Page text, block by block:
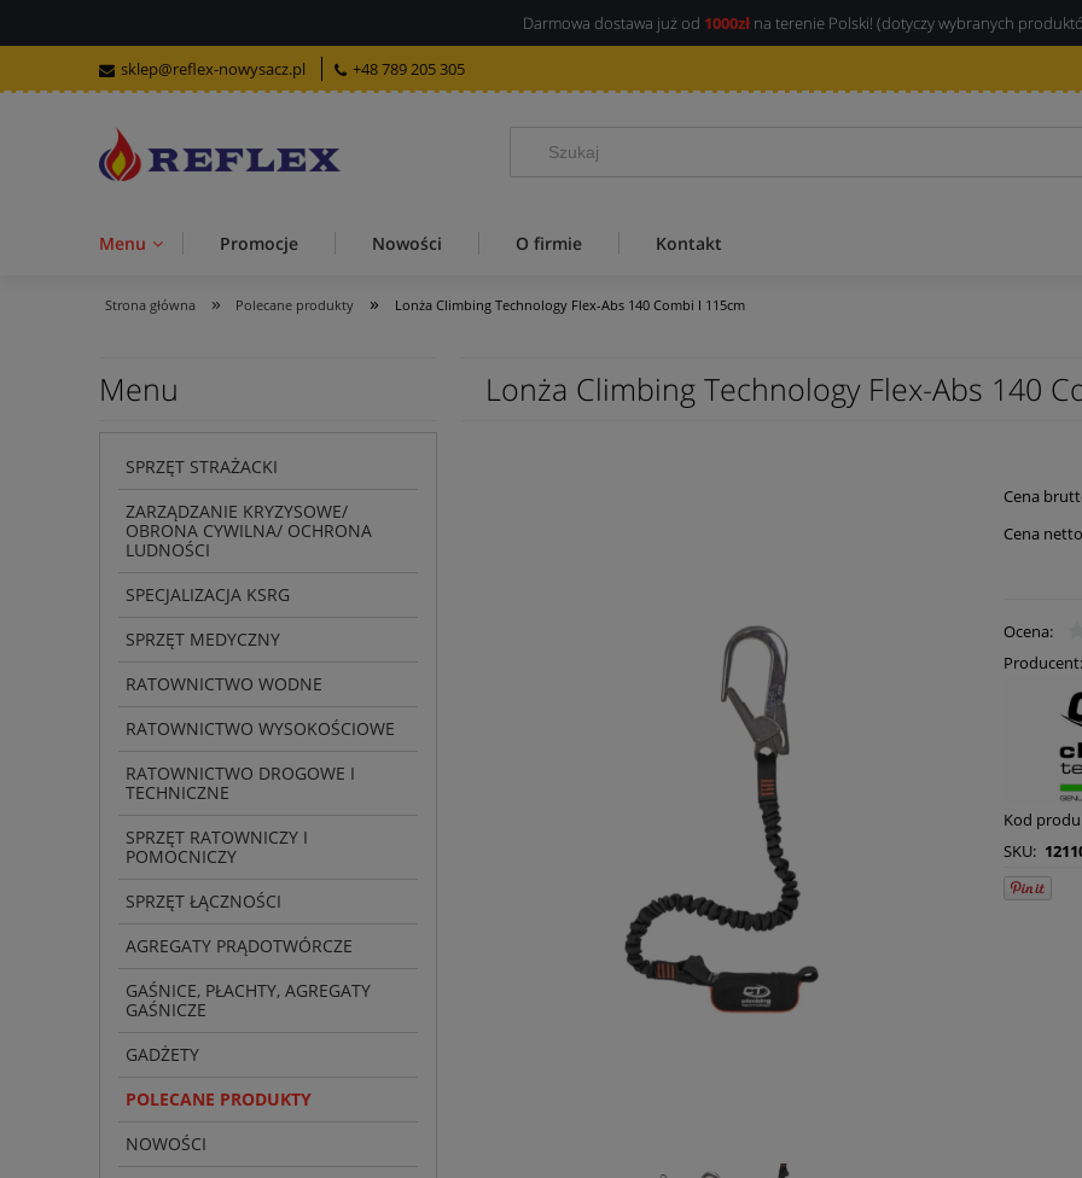
Darmowa dostawa już od 1000zł na terenie Polski! (dotyczy wybranych
sklep@reflex-nowysacz.pl +48 789 205 305
Menu Promocje Nowości O firmie Kontakt
Strona główna » Polecane produkty » Lonża Climbing Technology Flex-Abs 140 Combi I 115cm
Menu
SPRZĘT STRAŻACKI
ZARZĄDZANIE KRYZYSOWE/
OBRONA CYWILNA/ OCHRONA
LUDNOŚCI
SPECJALIZACJA KSRG
SPRZĘT MEDYCZNY
RATOWNICTWO WODNE
RATOWNICTWO WYSOKOŚCIOWE
RATOWNICTWO DROGOWE I
TECHNICZNE
SPRZĘT RATOWNICZY I
POMOCNICZY
SPRZĘT ŁĄCZNOŚCI
AGREGATY PRĄDOTWÓRCZE
GAŚNICE, PŁACHTY, AGREGATY
GAŚNICZE
GADŻETY
POLECANE PRODUKTY
NOWOŚCI
Lonża Climbing Technology Flex-Abs 140
Cena
Cena
Ocena:
Producent:
Kod
SKU: